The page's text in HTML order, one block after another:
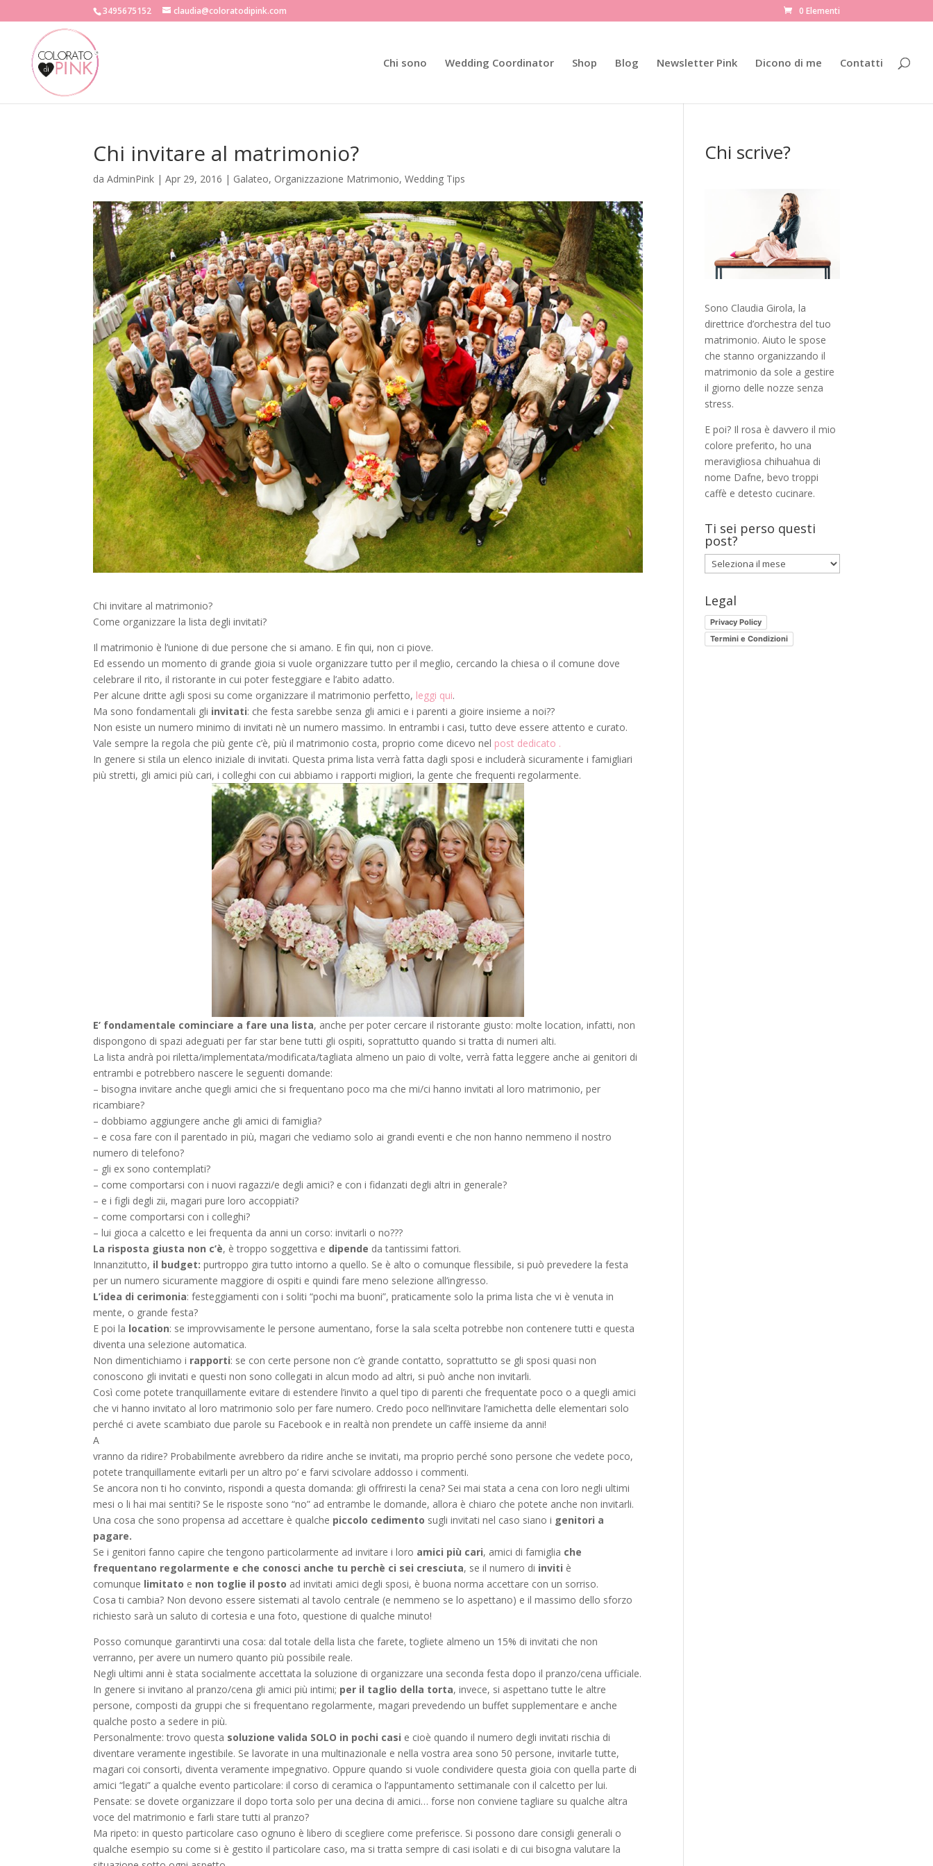
3495675152 claudia@coloratodipink.com 0 Elementi
Chi sono Wedding Coordinator Shop Blog Newsletter Pink Dicono di me Contatti
Chi invitare al matrimonio?
daAdminPink |Apr 29, 2016 | Galateo, Organizzazione Matrimonio,Wedding Tips
Chi invitare al matrimonio?
Come organizzare la lista degli invitati?
Il matrimonio è l’unione di due persone che si amano. E fin qui, non ci piove.
Ed essendo un momento di grande gioia si vuole organizzare tutto per il meglio, cercando la chiesa o il comune dove
celebrare il rito, il ristorante in cui poter festeggiare e l’abito adatto.
Per alcune dritte agli sposi su come organizzare il matrimonio perfetto, leggi qui.
Ma sono fondamentali gli invitati: che festa sarebbe senza gli amici e i parenti a gioire insieme a noi??
Non esiste un numero minimo di invitati nè un numero massimo. In entrambi i casi, tutto deve essere attento e curato.
Vale sempre la regola che più gente c’è, più il matrimonio costa, proprio come dicevo nel post dedicato .
In genere si stila un elenco iniziale di invitati. Questa prima lista verrà fatta dagli sposi e includerà sicuramente i famigliari
più stretti, gli amici più cari, i colleghi con cui abbiamo i rapporti migliori, la gente che frequenti regolarmente.
E’ fondamentale cominciare a fare una lista, anche per poter cercare il ristorante giusto: molte location, infatti, non
dispongono di spazi adeguati per far star bene tutti gli ospiti, soprattutto quando si tratta di numeri alti.
La lista andrà poi riletta/implementata/modificata/tagliata almeno un paio di volte, verrà fatta leggere anche ai genitori di
entrambi e potrebbero nascere le seguenti domande:
– bisogna invitare anche quegli amici che si frequentano poco ma che mi/ci hanno invitati al loro matrimonio, per
ricambiare?
– dobbiamo aggiungere anche gli amici di famiglia?
– e cosa fare con il parentado in più, magari che vediamo solo ai grandi eventi e che non hanno nemmeno il nostro
numero di telefono?
– gli ex sono contemplati?
– come comportarsi con i nuovi ragazzi/e degli amici? e con i fidanzati degli altri in generale?
– e i figli degli zii, magari pure loro accoppiati?
– come comportarsi con i colleghi?
– lui gioca a calcetto e lei frequenta da anni un corso: invitarli o no???
La risposta giusta non c’è, è troppo soggettiva e dipende da tantissimi fattori.
Innanzitutto, il budget:purtroppo gira tutto intorno a quello. Se è alto o comunque flessibile, si può prevedere la festa
per un numero sicuramente maggiore di ospiti e quindi fare meno selezione all’ingresso.
L’idea di cerimonia: festeggiamenti con i soliti “pochi ma buoni”, praticamente solo la prima lista che vi è venuta in
mente, o grande festa?
E poi la location: se improvvisamente le persone aumentano, forse la sala scelta potrebbe non contenere tutti e questa
diventa una selezione automatica.
Non dimentichiamo i rapporti: se con certe persone non c’è grande contatto, soprattutto se gli sposi quasi non
conoscono gli invitati e questi non sono collegati in alcun modo ad altri, si può anche non invitarli.
Così come potete tranquillamente evitare di estendere l’invito a quel tipo di parenti che frequentate poco o a quegli amici
che vi hanno invitato al loro matrimonio solo per fare numero. Credo poco nell’invitare l’amichetta delle elementari solo
perché ci avete scambiato due parole su Facebook e in realtà non prendete un caffè insieme da anni!
A
vranno da ridire? Probabilmente avrebbero da ridire anche se invitati, ma proprio perché sono persone che vedete poco,
potete tranquillamente evitarli per un altro po’ e farvi scivolare addosso i commenti.
Se ancora non ti ho convinto, rispondi a questa domanda: gli offriresti la cena? Sei mai stata a cena con loro negli ultimi
mesi o li hai mai sentiti? Se le risposte sono “no” ad entrambe le domande, allora è chiaro che potete anche non invitarli.
Una cosa che sono propensa ad accettare è qualche piccolo cedimento sugli invitati nel caso siano i genitori a
pagare.
Se i genitori fanno capire che tengono particolarmente ad invitare i loro amici più cari, amici di famiglia che
frequentano regolarmente e che conosci anche tu perchè ci sei cresciuta, se il numero di inviti è
comunque limitato e non toglie il posto ad invitati amici degli sposi, è buona norma accettare con un sorriso.
Cosa ti cambia? Non devono essere sistemati al tavolo centrale (e nemmeno se lo aspettano) e il massimo dello sforzo
richiesto sarà un saluto di cortesia e una foto, questione di qualche minuto!
Posso comunque garantirvti una cosa: dal totale della lista che farete, togliete almeno un 15% di invitati che non
verranno, per avere un numero quanto più possibile reale.
Negli ultimi anni è stata socialmente accettata la soluzione di organizzare una seconda festa dopo il pranzo/cena ufficiale.
In genere si invitano al pranzo/cena gli amici più intimi; per il taglio della torta, invece, si aspettano tutte le altre
persone, composti da gruppi che si frequentano regolarmente, magari prevedendo un buffet supplementare e anche
qualche posto a sedere in più.
Personalmente: trovo questa soluzione valida SOLO in pochi casi e cioè quando il numero degli invitati rischia di
diventare veramente ingestibile. Se lavorate in una multinazionale e nella vostra area sono 50 persone, invitarle tutte,
magari coi consorti, diventa veramente impegnativo. Oppure quando si vuole condividere questa gioia con quella parte di
amici “legati” a qualche evento particolare: il corso di ceramica o l’appuntamento settimanale con il calcetto per lui.
Pensate: se dovete organizzare il dopo torta solo per una decina di amici… forse non conviene tagliare su qualche altra
voce del matrimonio e farli stare tutti al pranzo?
Ma ripeto: in questo particolare caso ognuno è libero di scegliere come preferisce. Si possono dare consigli generali o
qualche esempio su come si è gestito il particolare caso, ma si tratta sempre di casi isolati e di cui bisogna valutare la
Chi scrive?
Sono Claudia Girola, la
direttrice d’orchestra del tuo
matrimonio. Aiuto le spose
che stanno organizzando il
matrimonio da sole a gestire
il giorno delle nozze senza
stress.
E poi? Il rosa è davvero il mio
colore preferito, ho una
meravigliosa chihuahua di
nome Dafne, bevo troppi
caffè e detesto cucinare.
Ti sei perso questi
post?
Ti
sei
questi
post?
Legal
Privacy Policy
Termini e Condizioni